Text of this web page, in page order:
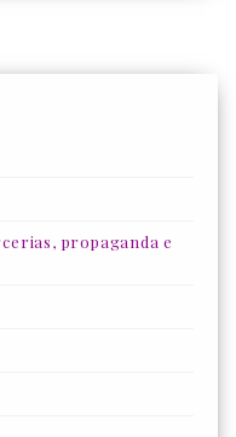
propaganda e